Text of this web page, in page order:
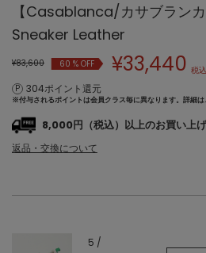
【Casablanca/カサブラン
Sneaker Leather
¥83,600 60% OFF ¥33,440 税込
304ポイント還元
※付与されるポイントは会員クラス毎に異なります。 詳細は
8,000円（税込）以上のお買い上
返品・交換について
5 /